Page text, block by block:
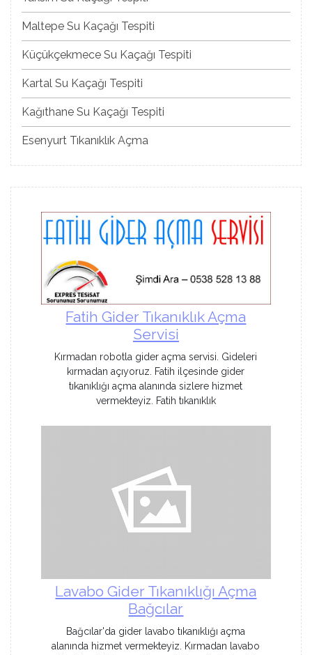
Maltepe Su Kaçağı Tespiti
Küçükçekmece Su Kaçağı Tespiti
Kartal Su Kaçağı Tespiti
Kağıthane Su Kaçağı Tespiti
Esenyurt Tıkanıklık Açma
Fatih Gider Tıkanıklık Açma
Servisi
Kırmadan robotla gider açma servisi. Gideleri
kırmadan açıyoruz. Fatih ilçesinde gider
tıkanıklığı açma alanında sizlere hizmet
vermekteyiz. Fatih tıkanıklık
Lavabo Gider Tıkanıklığı Açma
Bağcılar
Bağcılar'da gider lavabo tıkanıklığı açma
alanında hizmet vermekteyiz. Kırmadan lavabo